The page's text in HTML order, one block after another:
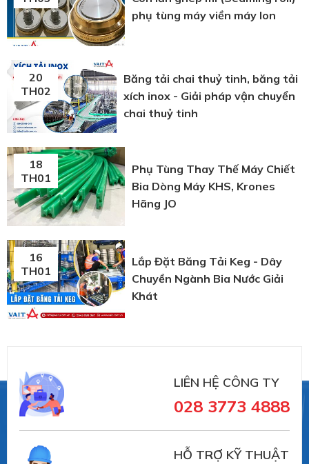
phụ tùng máy viền máy lon
20
TH02
Băng tải chai thuỷ tinh, băng tải
xích inox - Giải pháp vận chuyển
chai thuỷ tinh
18
TH01
Phụ Tùng Thay Thế Máy Chiết
Bia Dòng Máy KHS, Krones
Hãng JO
16
TH01
Lắp Đặt Băng Tải Keg - Dây
Chuyền Ngành Bia Nước Giải
Khát
LIÊN HỆ CÔNG TY
028 3773 4888
HỖ TRỢ KỸ THUẬT